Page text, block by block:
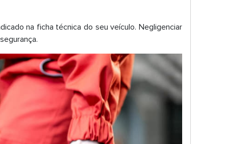
na ficha técnica do seu veículo. Negligenciar